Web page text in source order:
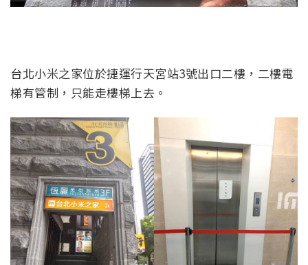
台北小米之家位於捷運行天宮站3號出口二樓，二樓電
梯有管制，只能走樓梯上去。